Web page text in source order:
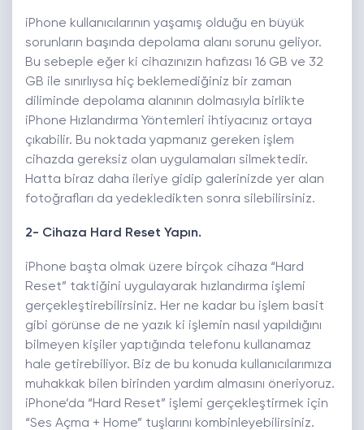
iPhone kullanıcılarının yaşamış olduğu en büyük
sorunların başında depolama alanı sorunu geliyor.
Bu sebeple eğer ki cihazınızın hafızası 16 GB ve 32
GB ile sınırlıysa hiç beklemediğiniz bir zaman
diliminde depolama alanının dolmasıyla birlikte
iPhone Hızlandırma Yöntemleri ihtiyacınız ortaya
çıkabilir. Bu noktada yapmanız gereken işlem
cihazda gereksiz olan uygulamaları silmektedir.
Hatta biraz daha ileriye gidip galerinizde yer alan
fotoğrafları da yedekledikten sonra silebilirsiniz.
2- Cihaza Hard Reset Yapın.
iPhone başta olmak üzere birçok cihaza “Hard
Reset” taktiğini uygulayarak hızlandırma işlemi
gerçekleştirebilirsiniz. Her ne kadar bu işlem basit
gibi görünse de ne yazık ki işlemin nasıl yapıldığını
bilmeyen kişiler yaptığında telefonu kullanamaz
hale getirebiliyor. Biz de bu konuda kullanıcılarımıza
muhakkak bilen birinden yardım almasını öneriyoruz.
iPhone’da “Hard Reset” işlemi gerçekleştirmek için
“Ses Açma + Home” tuşlarını kombinleyebilirsiniz.